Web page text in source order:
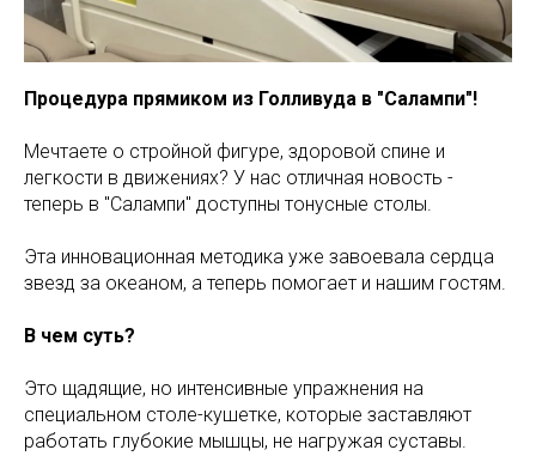
Процедура прямиком из Голливуда в "Салампи"!
Мечтаете о стройной фигуре, здоровой спине и
легкости в движениях? У нас отличная новость -
теперь в "Салампи" доступны тонусные столы.
Эта инновационная методика уже завоевала сердца
звезд за океаном, а теперь помогает и нашим гостям.
В чем суть?
Это щадящие, но интенсивные упражнения на
специальном столе-кушетке, которые заставляют
работать глубокие мышцы, не нагружая суставы.